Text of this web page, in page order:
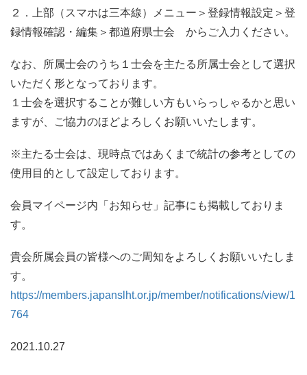
２．上部（スマホは三本線）メニュー＞登録情報設定＞登
録情報確認・編集＞都道府県士会 からご入力ください。
なお、所属士会のうち１士会を主たる所属士会として選択
いただく形となっております。
１士会を選択することが難しい方もいらっしゃるかと思い
ますが、ご協力のほどよろしくお願いいたします。
※主たる士会は、現時点ではあくまで統計の参考としての
使用目的として設定しております。
会員マイページ内「お知らせ」記事にも掲載しておりま
す。
貴会所属会員の皆様へのご周知をよろしくお願いいたしま
す。
https://members.japanslht.or.jp/member/notifications/view/1
764
2021.10.27